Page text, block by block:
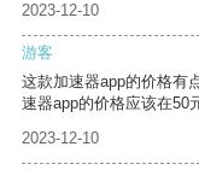
2023-12-10
游客
这款加速器app的价格有
速器app的价格应该在50
2023-12-10